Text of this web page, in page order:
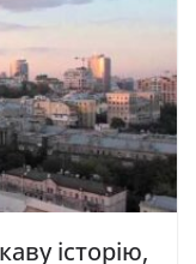
історію,